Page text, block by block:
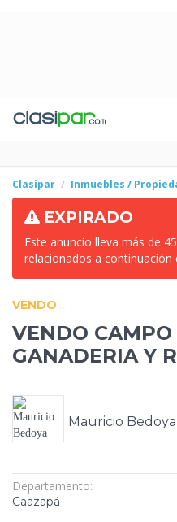
Clasipar Inmuebles /
EXPIRADO
Este anuncio lleva más de
relacionados a continuación
VENDO
VENDO
GANADERIAY
Mauricio Bedoya
Departamento:
Caazapá